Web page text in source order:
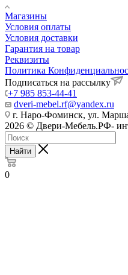
Магазины
Условия оплаты
Условия доставки
Гарантия на товар
Реквизиты
Политика
Подписаться на рассылку
+7 985 853-44-41
dveri-mebel.rf@yandex.ru
г. Наро-Фоминск, ул.
2026 © Двери-Мебель.РФ-
Найти
0